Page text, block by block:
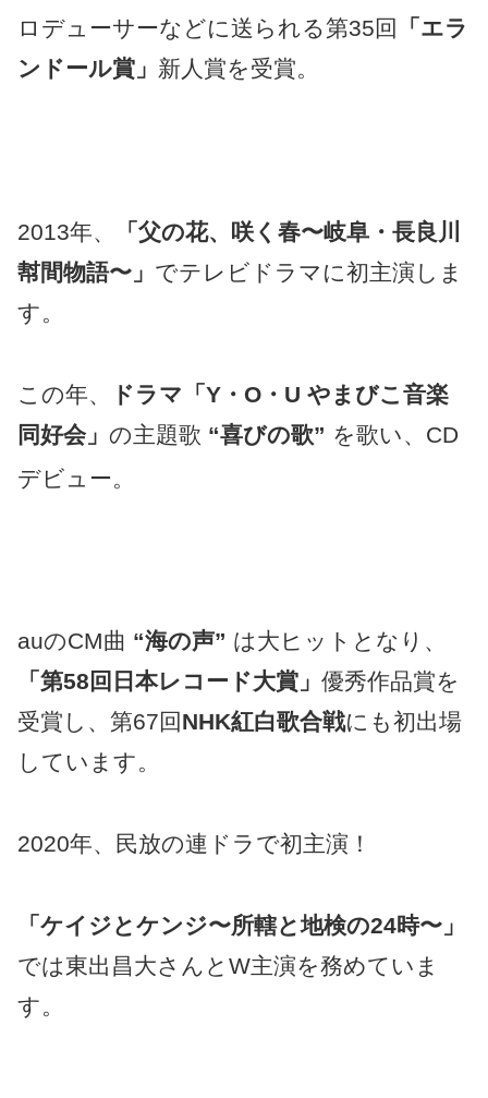
ロデューサーなどに送られる第35回
「エラ
ンドール賞」 新人賞を受賞。
2013年、
「父の花、咲く春〜岐阜・長良川
幇間物語〜」 でテレビドラマに初主演しま
す。
この年、
ドラマ「Y・O・U やまびこ音楽
同好会」 の主題歌 “喜びの歌” を歌い、CD
デビュー。
auのCM曲 “海の声” は大ヒットとなり、
「第58回日本レコード大賞」 優秀作品賞を
受賞し、第67回 NHK紅白歌合戦にも初出場
しています。
2020年、民放の連ドラで初主演！
「 ケイジとケンジ〜所轄と地検の24時〜」
では東出昌大さんとW主演を務めていま
す。